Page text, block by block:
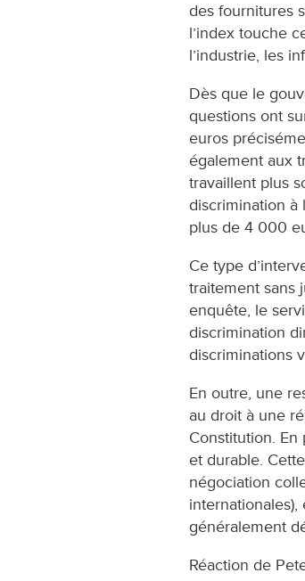
des fournitures
l’index touche
l’industrie, les
Dès que le
questions ont
euros
également aux
travaillent plus
discrimination à
plus de 4 000
Ce type
traitement sans
enquête, le
discrimination
discriminations
En outre, une
au droit à une
Constitution.
et durable.
négociation
généralement
Réaction de